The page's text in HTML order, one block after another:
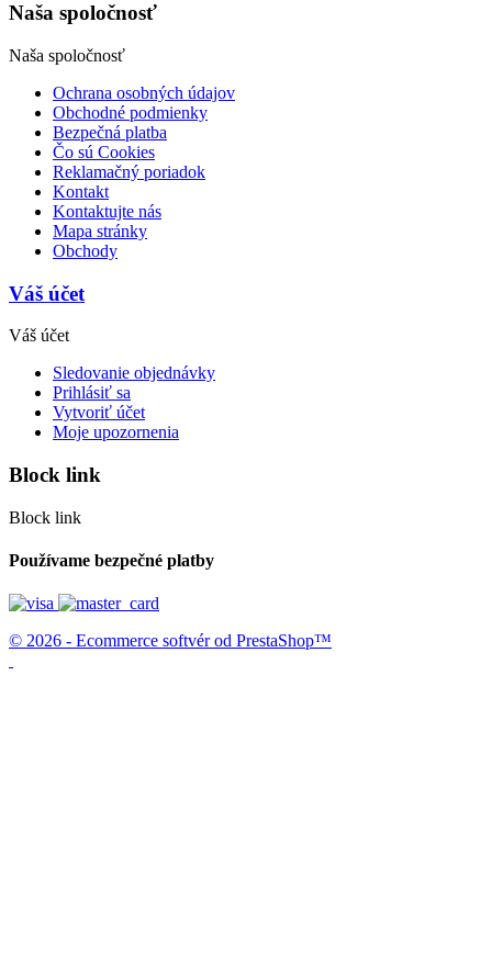
Naša spoločnosť
Naša spoločnosť
Ochrana osobných údajov
Obchodné podmienky
Bezpečná platba
Čo sú Cookies
Reklamačný poriadok
Kontakt
Kontaktujte nás
Mapa stránky
Obchody
Váš účet
Váš účet
Sledovanie objednávky
Prihlásiť sa
Vytvoriť účet
Moje upozornenia
Block link
Block link
Používame bezpečné platby
© 2026 - Ecommerce softvér od PrestaShop™